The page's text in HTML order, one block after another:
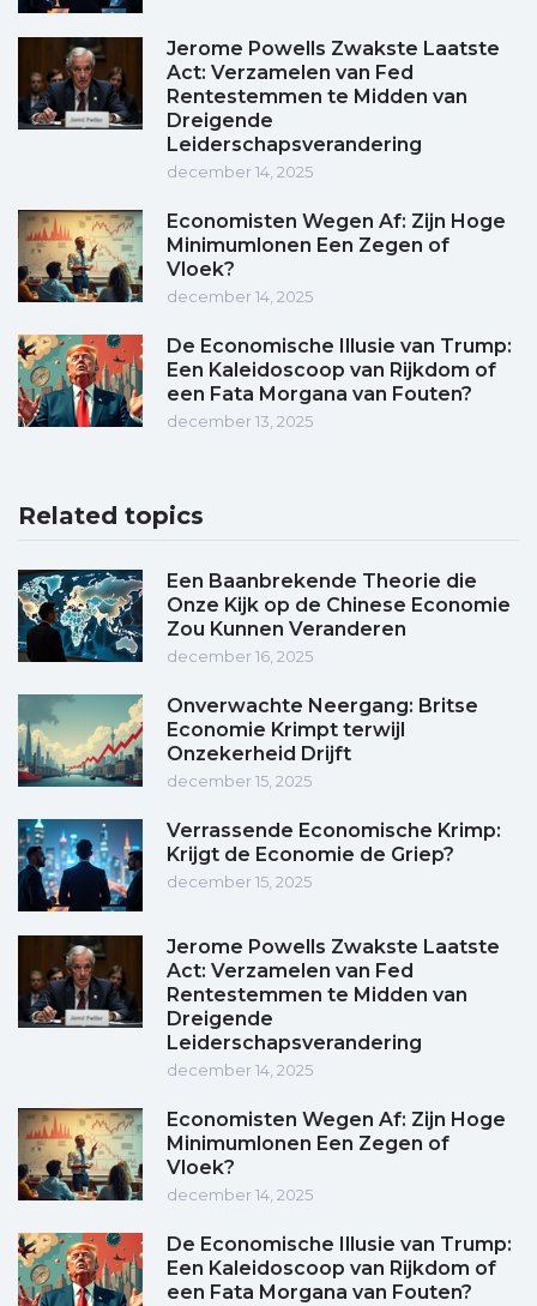
Jerome Powells Zwakste Laatste
Act: Verzamelen van Fed
Rentestemmen te Midden van
Dreigende
Leiderschapsverandering
december 14, 2025
Economisten Wegen Af: Zijn Hoge
Minimumlonen Een Zegen of
Vloek?
december 14, 2025
De Economische Illusie van Trump:
Een Kaleidoscoop van Rijkdom of
een Fata Morgana van Fouten?
december 13, 2025
Related topics
Een Baanbrekende Theorie die
Onze Kijk op de Chinese Economie
Zou Kunnen Veranderen
december 16, 2025
Onverwachte Neergang: Britse
Economie Krimpt terwijl
Onzekerheid Drijft
december 15, 2025
Verrassende Economische Krimp:
Krijgt de Economie de Griep?
december 15, 2025
Jerome Powells Zwakste Laatste
Act: Verzamelen van Fed
Rentestemmen te Midden van
Dreigende
Leiderschapsverandering
december 14, 2025
Economisten Wegen Af: Zijn Hoge
Minimumlonen Een Zegen of
Vloek?
december 14, 2025
De Economische Illusie van Trump:
Een Kaleidoscoop van Rijkdom of
een Fata Morgana van Fouten?